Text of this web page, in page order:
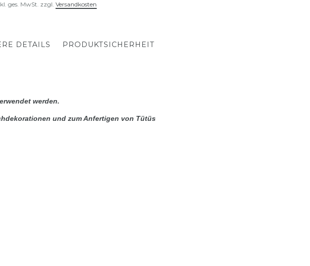
ges. MwSt. zzgl. Versandkosten
DETAILS PRODUKTSICHERHEIT
werden.
und zum Anfertigen von Tütüs